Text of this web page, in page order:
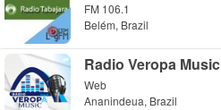
FM 106.1
Belém, Brazil
Radio Veropa Music
Web
Ananindeua, Brazil